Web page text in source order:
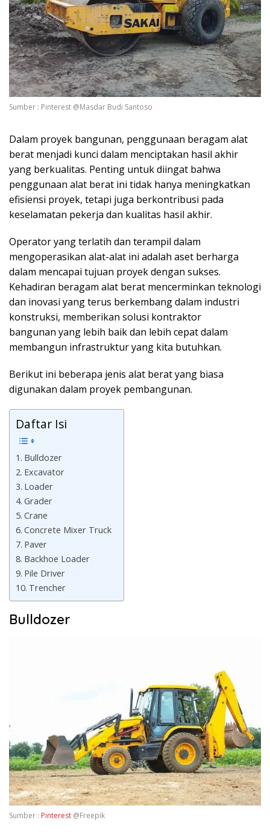
Sumber : Pinterest @Masdar Budi Santoso
Dalam proyek bangunan, penggunaan beragam alat
berat menjadi kunci dalam menciptakan hasil akhir
yang berkualitas. Penting untuk diingat bahwa
penggunaan alat berat ini tidak hanya meningkatkan
efisiensi proyek, tetapi juga berkontribusi pada
keselamatan pekerja dan kualitas hasil akhir.
Operator yang terlatih dan terampil dalam
mengoperasikan alat-alat ini adalah aset berharga
dalam mencapai tujuan proyek dengan sukses.
Kehadiran beragam alat berat mencerminkan teknologi
dan inovasi yang terus berkembang dalam industri
konstruksi, memberikan solusi kontraktor
bangunan yang lebih baik dan lebih cepat dalam
membangun infrastruktur yang kita butuhkan.
Berikut ini beberapa jenis alat berat yang biasa
digunakan dalam proyek pembangunan.
Daftar Isi
Bulldozer
Excavator
Loader
Grader
Crane
Concrete Mixer Truck
Paver
Backhoe Loader
Pile Driver
Trencher
Bulldozer
Sumber : Pinterest @Freepik